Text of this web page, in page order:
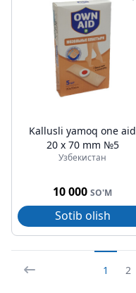
Kallusli yamoq one aid
20 x 70 mm №5
Узбекистан
10 000 SO'M
Sotib olish
1 2